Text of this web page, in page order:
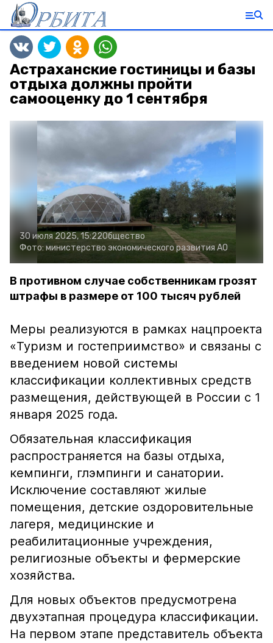
Астраханские гостиницы и базы
отдыха должны пройти
самооценку до 1 сентября
30 июля 2025, 15:22Общество
Фото: министерство экономического развития АО
В противном случае собственникам грозят
штрафы в размере от 100 тысяч рублей
Меры реализуются в рамках нацпроекта
«Туризм и гостеприимство» и связаны с
введением новой системы
классификации коллективных средств
размещения, действующей в России с 1
января 2025 года.
Обязательная классификация
распространяется на базы отдыха,
кемпинги, глэмпинги и санатории.
Исключение составляют жилые
помещения, детские оздоровительные
лагеря, медицинские и
реабилитационные учреждения,
религиозные объекты и фермерские
хозяйства.
Для новых объектов предусмотрена
двухэтапная процедура классификации.
На первом этапе представитель объекта